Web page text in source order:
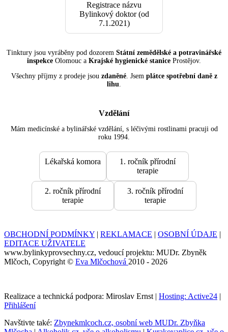
Registrace názvu
Bylinkový doktor (od
7.1.2021)
Tinktury jsou vyráběny pod dozorem Státní zemědělské a potravinářské
inspekce Olomouc a Krajské hygienické stanice Prostějov.
Všechny příjmy z prodeje jsou zdaněné. Jsem plátce spotřební daně z
lihu.
Vzdělání
Mám medicínské a bylinářské vzdělání, s léčivými rostlinami pracuji od
roku 1994.
Lékařská komora
1. ročník přírodní
terapie
2. ročník přírodní
terapie
3. ročník přírodní
terapie
OBCHODNÍ PODMÍNKY | REKLAMACE | OSOBNÍ ÚDAJE |
EDITACE UŽIVATELE
www.bylinkyprovsechny.cz, vedoucí projektu: MUDr. Zbyněk
Mlčoch, Copyright © Eva Mlčochová 2010 - 2026
Realizace a technická podpora: Miroslav Ernst | Hosting: Active24 |
Přihlášení
Navštivte také: Zbynekmlcoch.cz, osobní web MUDr. Zbyňka